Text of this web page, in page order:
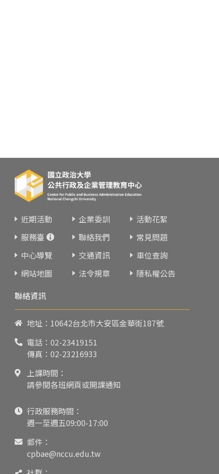
近期活動 企業委訓
活動花絮
服務臺
聯絡我們
常見問題
中心導覽
交通資訊
車位查詢
網站地圖
法令規章
隱私權公告
聯絡資訊
地址：10642台北市大安區金華街187號
電話： 02-23419151
傳真：02-23216933
上課時間：
請參閱各班網頁或開課通知
行政服務時間：
週一至週五09:00-17:00
郵件：
cpbae@nccu.edu.tw